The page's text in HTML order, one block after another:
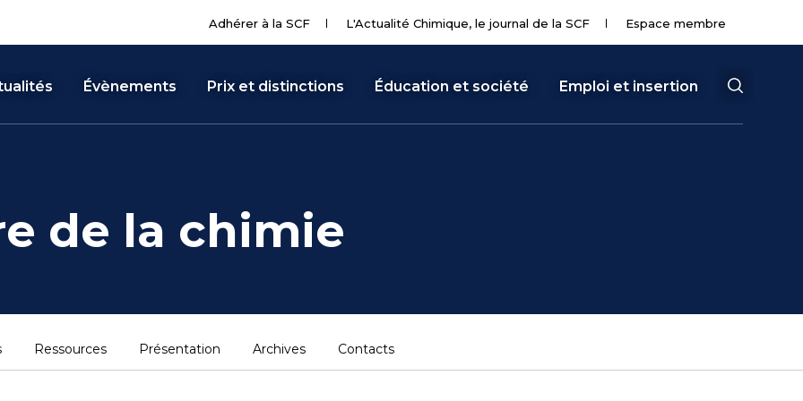
Adhérer à la SCF L'Actualité Chimique, le journal de la SCF Espace membre
Évènements Prix et distinctions Éducation et société Emploi et insertion
de la chimie
Ressources Présentation Archives Contacts